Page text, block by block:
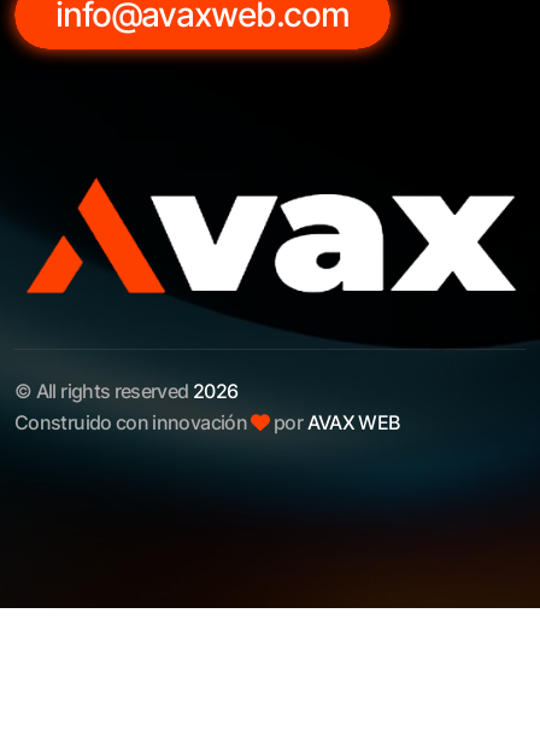
info@avaxweb.com
© All rights reserved 2026
Construido con innovación
porAVAX WEB